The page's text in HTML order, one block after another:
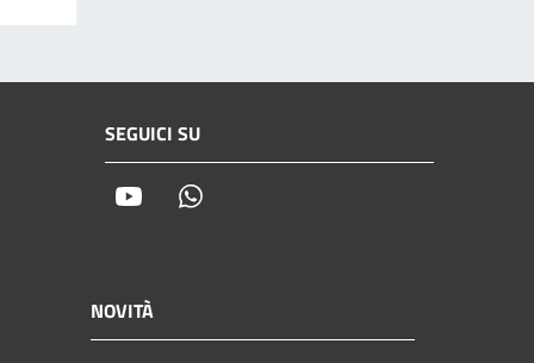
SEGUICI SU
Youtube
NOVITÀ